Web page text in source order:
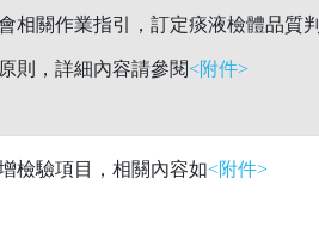
相關作業指引，訂定痰液檢體品質判
則，詳細內容請參閱<附件>
檢驗項目，相關內容如<附件>